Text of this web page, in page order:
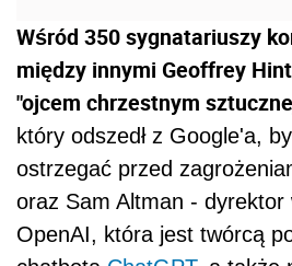
Wśród 350 sygnatariuszy
między innymi Geoffrey
"ojcem chrzestnym
który odszedł z Google'a,
ostrzegać przed
oraz Sam Altman -
OpenAI, która jest twórcą